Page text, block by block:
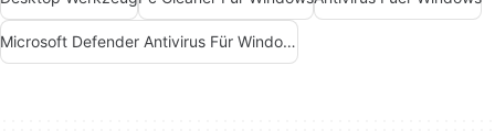
Microsoft Defender Antivirus Für Windows